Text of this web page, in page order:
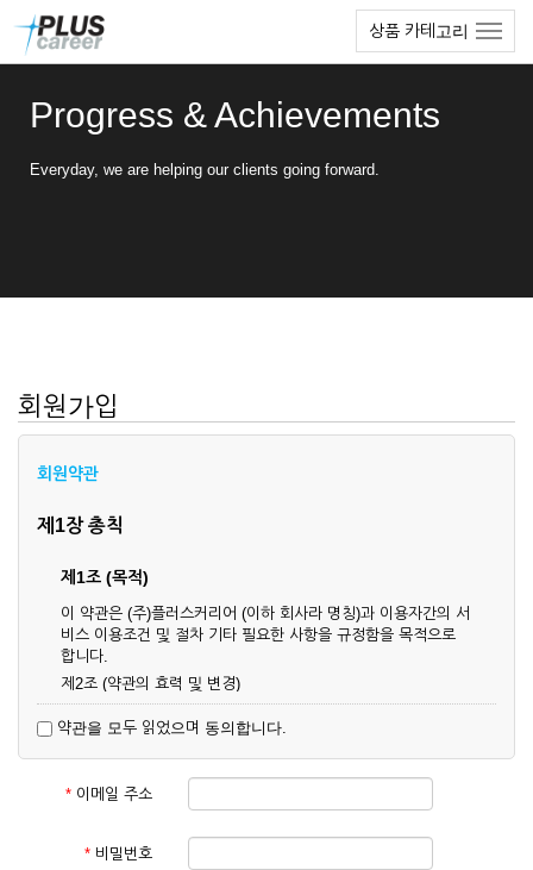
상품 카테고리
Progress & Achievements
Everyday, we are helping our clients going forward.
회원가입
회원약관
제1장 총칙
제1조 (목적)
이 약관은 (주)플러스커리어 (이하 회사라 명칭)과 이용자간의 서
비스 이용조건 및 절차 기타 필요한 사항을 규정함을 목적으로
합니다.
제2조 (약관의 효력 및 변경)
업상 중요 하거나 합리적인 사유가 발생할 경우 온라인 공사를
통하여 변경할 수 있습니다.
② 회원은 변경된 약관에 동의하지 않을 경우 서비스 이용을 중
단하고 이용계약을 해지할 수 있습니다. 약관의 효력 발생일 이
것으로 간주됩니다.
약관을 모두 읽었으며 동의합니다.
* 이메일 주소
* 비밀번호